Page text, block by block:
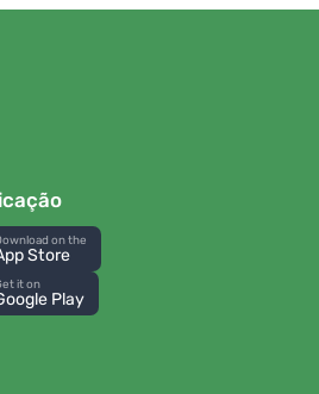
on the
Store
it on
Play